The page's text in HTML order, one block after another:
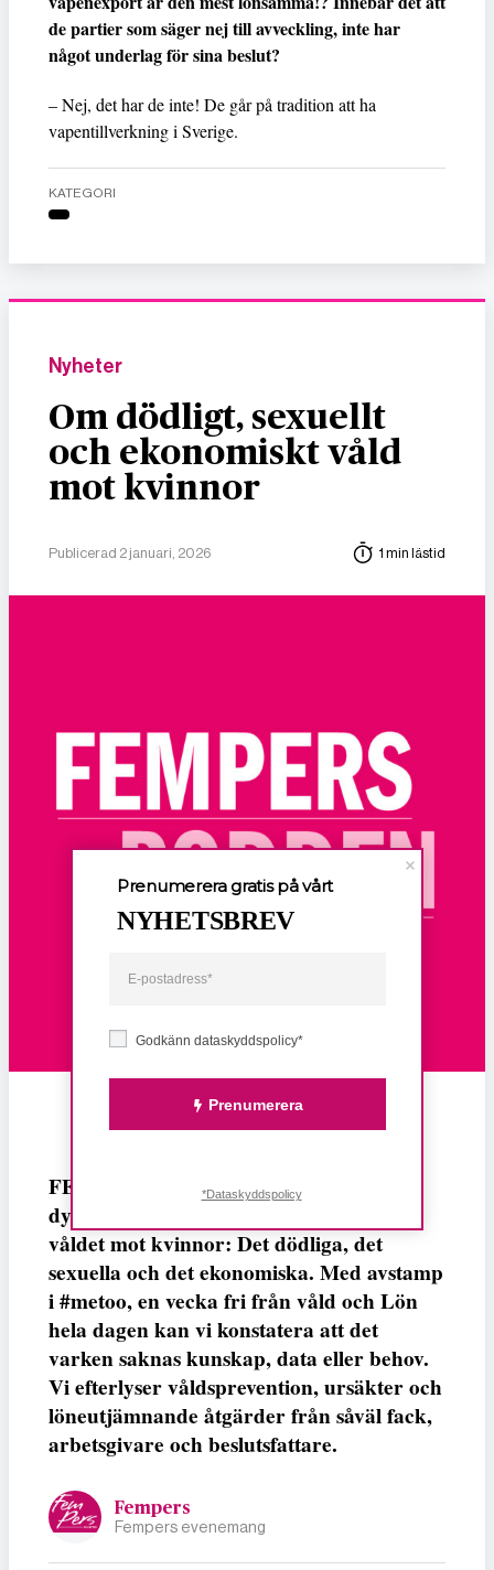
de partier som säger nej till avveckling, inte har
något underlag för sina beslut?
– Nej, det har de inte! De går på tradition att ha
vapentillverkning i Sverige.
KATEGORI
Nyheter
Om dödligt, sexuellt
och ekonomiskt våld
mot kvinnor
Publicerad 2 januari, 2026 1 min lästid
FEMPERSPODDEN: I årets första podd
dyker vi ner i det ständigt lika aktuella
våldet mot kvinnor: Det dödliga, det
sexuella och det ekonomiska. Med avstamp
i #metoo, en vecka fri från våld och Lön
hela dagen kan vi konstatera att det
varken saknas kunskap, data eller behov.
Vi efterlyser våldsprevention, ursäkter och
löneutjämnande åtgärder från såväl fack,
arbetsgivare och beslutsfattare.
Fempers
Fempers evenemang
Godkänn dataskyddspolicy*
Prenumerera
Prenumerera gratis på vårt
NYHETSBREV
*Dataskyddspolicy